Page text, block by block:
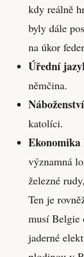
kdy reálně
byly dále
na úkor
Úřední
němčina.
Náboženství
katolíci.
Ekonomika
významná
železné
Ten je
musí Belgie
jaderné